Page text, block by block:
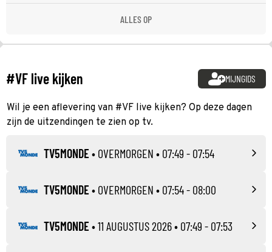
ALLES OP
#VF live kijken MIJNGIDS
Wil je een aflevering van #VF live kijken? Op deze dagen
zijn de uitzendingen te zien op tv.
TV5MONDE • OVERMORGEN • 07:49 - 07:54
TV5MONDE • OVERMORGEN • 07:54 - 08:00
TV5MONDE •11 AUGUSTUS 2026• 07:49 - 07:53